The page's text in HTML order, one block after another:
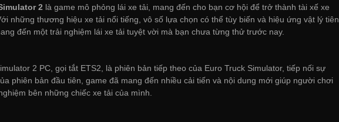
2 là game mô phỏng lái xe tải, mang đến cho bạn cơ hội để trở thành tài xế xe
những thương hiệu xe tải nổi tiếng, vô số lựa chọn có thể tùy biến và hiệu ứng vật lý tiên
đến một trải nghiệm lái xe tải tuyệt vời mà bạn chưa từng thử trước nay.
2 PC, gọi tắt ETS2, là phiên bản tiếp theo của Euro Truck Simulator, tiếp nối sự
phiên bản đầu tiên, game đã mang đến nhiều cải tiến và nội dung mới giúp người chơi
bên những chiếc xe tải của mình.